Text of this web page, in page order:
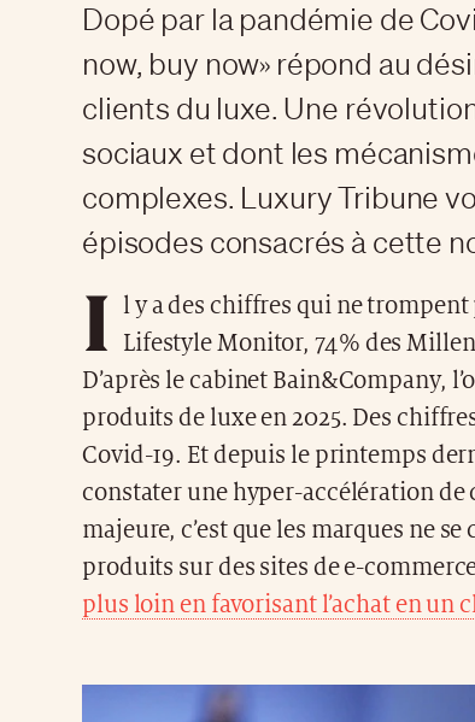
Dopé par la pandémie de
now, buy now» répond au
clients du luxe. Une
sociaux et dont les
complexes. Luxury Tribune
épisodes consacrés à cette
I l y a des chiffres qui ne trompent
Lifestyle Monitor, 74% des
D’après le cabinet Bain&Company,
produits de luxe en 2025. Des
Covid-19. Et depuis le printemps
constater une hyper-accélération de
majeure, c’est que les marques ne
produits sur des sites de e-
plus loin en favorisant l’achat en un